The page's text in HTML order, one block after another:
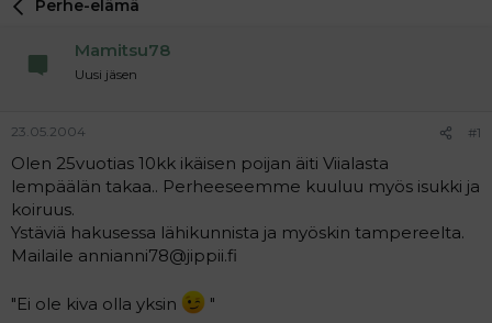
i
t
u
n
a
l
o
m
n
v
e
s
Perhe-elämä
Mamitsu78
Uusi jäsen
23.05.2004 #1
Olen 25vuotias 10kk ikäisen poijan äiti Viialasta
lempäälän takaa.. Perheeseemme kuuluu myös isukki ja
koiruus.
Ystäviä hakusessa lähikunnista ja myöskin tampereelta.
Mailaile annianni78@jippii.fi
"Ei ole kiva olla yksin "